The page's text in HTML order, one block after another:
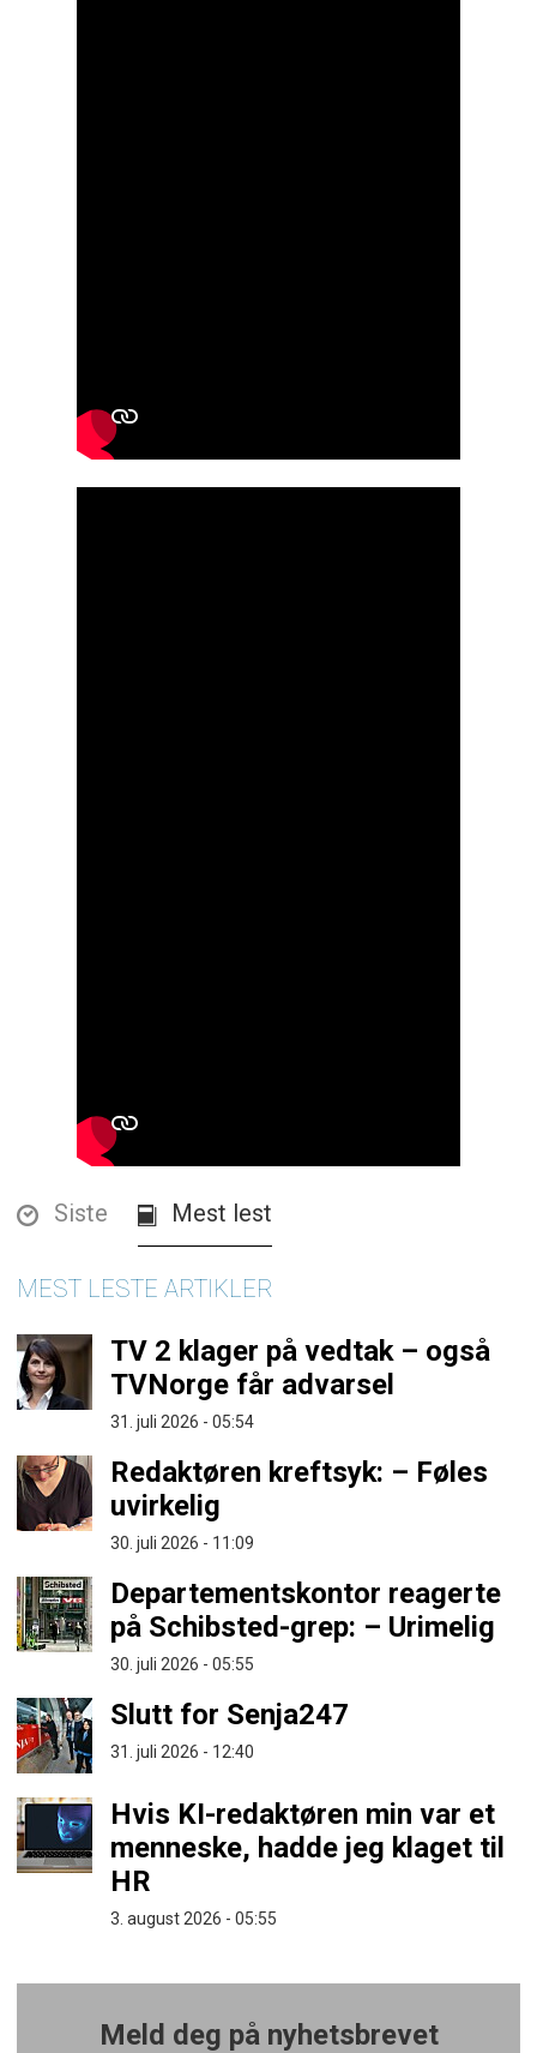
Siste Mest lest
MEST LESTE ARTIKLER
TV 2 klager på vedtak – også
TVNorge får advarsel
31. juli 2026 - 05:54
Redaktøren kreftsyk: – Føles
uvirkelig
30. juli 2026 - 11:09
Departementskontor reagerte
på Schibsted-grep: – Urimelig
30. juli 2026 - 05:55
Slutt for Senja247
31. juli 2026 - 12:40
Hvis KI-redaktøren min var et
menneske, hadde jeg klaget til
HR
3. august 2026 - 05:55
Meld deg på nyhetsbrevet